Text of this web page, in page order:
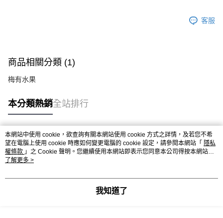
客服
商品相關分類 (1)
梅有水果
本分類熱銷全站排行
熱門標籤
本網站中使用 cookie，欲查詢有關本網站使用 cookie 方式之詳情，及若您不希
望在電腦上使用 cookie 時應如何變更電腦的 cookie 設定，請參閱本網站「 隱私
權條款 」之 Cookie 聲明。您繼續使用本網站即表示您同意本公司得按本網站使
用條款之 Cookie 聲明使用 cookie。
了解更多 >
我知道了